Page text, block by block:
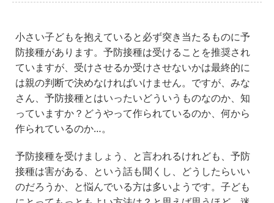
小さい子どもを抱えていると必ず突き当たるものに予
防接種があります。予防接種は受けることを推奨され
ていますが、受けさせるか受けさせないかは最終的に
は親の判断で決めなければいけません。ですが、みな
さん、予防接種とはいったいどういうものなのか、知
っていますか？どうやって作られているのか、何から
作られているのか…。
予防接種を受けましょう、と言われるけれども、予防
接種は害がある、という話も聞くし、どうしたらいい
のだろうか、と悩んでいる方は多いようです。子ども